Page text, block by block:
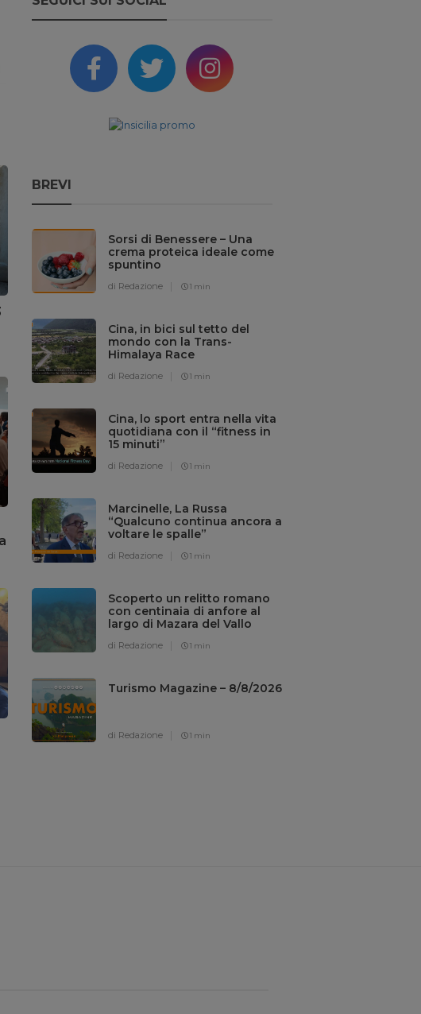
BREVI
Sorsi di Benessere – Una
crema proteica ideale come
spuntino
di Redazione 1 min
Cina, in bici sul tetto del
mondo con la Trans-
Himalaya Race
di Redazione 1 min
Cina, lo sport entra nella vita
quotidiana con il “fitness in
15 minuti”
di Redazione 1 min
Marcinelle, La Russa
“Qualcuno continua ancora a
voltare le spalle”
di Redazione 1 min
Scoperto un relitto romano
con centinaia di anfore al
largo di Mazara del Vallo
di Redazione 1 min
Turismo Magazine – 8/8/2026
di Redazione 1 min